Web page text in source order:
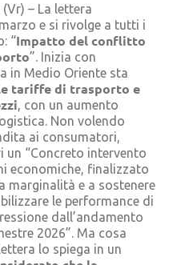
– La lettera
e si rivolge a tutti i
“Impatto del conflitto
”. Inizia con
in Medio Oriente sta
tariffe di trasporto e
, con un aumento
Non volendo
ai consumatori,
un “Concreto intervento
economiche, finalizzato
marginalità e a sostenere
le performance di
dall’andamento
2026”. Ma cosa
lo spiega in un